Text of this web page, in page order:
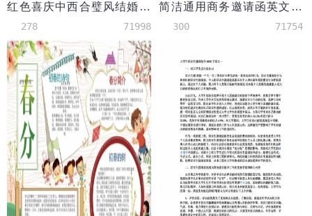
红色喜庆中西合璧风结婚请柬
278 71998
简洁通用商务邀请函英文版
300 71754